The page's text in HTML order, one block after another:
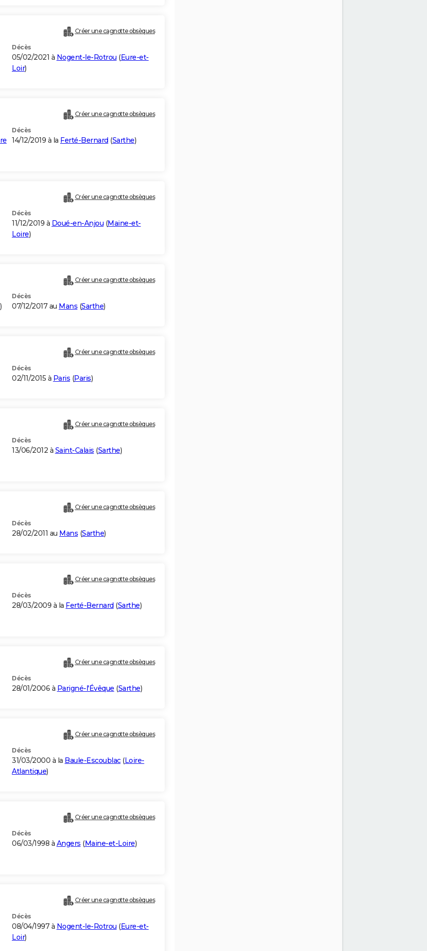
Créer une cagnotte obsèques
Décès
05/02/2021 à Nogent-le-Rotrou (Eure-et-
Loir)
Créer une cagnotte obsèques
Décès
14/12/2019 à la Ferté-Bernard (Sarthe)
Créer une cagnotte obsèques
Décès
11/12/2019 à Doué-en-Anjou (Maine-et-
Loire)
Créer une cagnotte obsèques
)
Décès
07/12/2017 au Mans (Sarthe)
Créer une cagnotte obsèques
Décès
02/11/2015 à Paris (Paris)
Créer une cagnotte obsèques
Décès
13/06/2012 à Saint-Calais (Sarthe)
Créer une cagnotte obsèques
Décès
28/02/2011 au Mans (Sarthe)
Créer une cagnotte obsèques
Décès
28/03/2009 à la Ferté-Bernard (Sarthe)
Créer une cagnotte obsèques
Décès
28/01/2006 à Parigné-l'Évêque (Sarthe)
Créer une cagnotte obsèques
Décès
31/03/2000 à la Baule-Escoublac(Loire-
Atlantique)
Créer une cagnotte obsèques
Décès
06/03/1998 à Angers (Maine-et-Loire)
Créer une cagnotte obsèques
Décès
08/04/1997 à Nogent-le-Rotrou (Eure-et-
Loir)